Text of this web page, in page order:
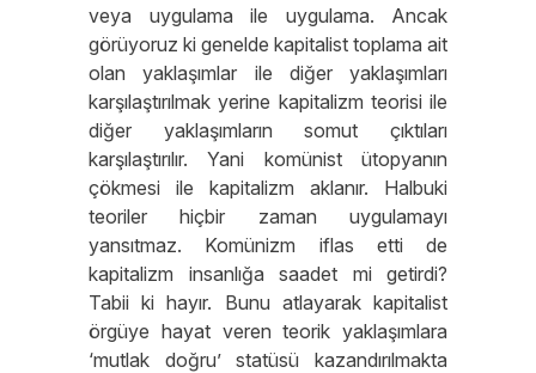
veya uygulama ile uygulama. Ancak
görüyoruz ki genelde kapitalist toplama ait
olan yaklaşımlar ile diğer yaklaşımları
karşılaştırılmak yerine kapitalizm teorisi ile
diğer yaklaşımların somut çıktıları
karşılaştırılır. Yani komünist ütopyanın
çökmesi ile kapitalizm aklanır. Halbuki
teoriler hiçbir zaman uygulamayı
yansıtmaz. Komünizm iflas etti de
kapitalizm insanlığa saadet mi getirdi?
Tabii ki hayır. Bunu atlayarak kapitalist
örgüye hayat veren teorik yaklaşımlara
‘mutlak doğru’ statüsü kazandırılmakta